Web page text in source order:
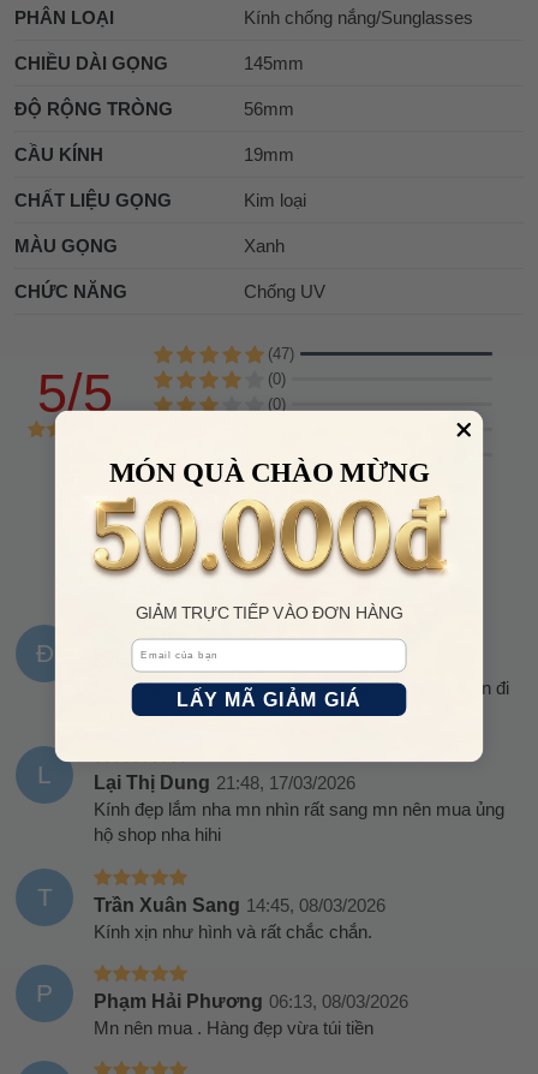
PHÂN LOẠI Kính chống nắng/Sunglasses
CHIỀU DÀI GỌNG 145mm
ĐỘ RỘNG TRÒNG 56mm
CẦU KÍNH 19mm
CHẤT LIỆU GỌNG Kim loại
MÀU GỌNG Xanh
CHỨC NĂNG Chống UV
5/5
(47)
(0)
(0)
Chia sẻ nhận xét về sản phẩm
VIẾT NHẬN XÉT
Đ Đoàn Diệu Anh
Dạo phố đeo em này siêu ngầu luôn, chờ cuối tuần đi
chill sống ảo thui
L Lại Thị Dung 21:48, 17/03/2026
Kính đẹp lắm nha mn nhìn rất sang mn nên mua ủng
hộ shop nha hihi
T Trần Xuân Sang 14:45, 08/03/2026
Kính xịn như hình và rất chắc chắn.
P Phạm Hải Phương 06:13, 08/03/2026
Mn nên mua . Hàng đẹp vừa túi tiền
MÓN QUÀ CHÀO MỪNG
GIẢM TRỰC TIẾP VÀO ĐƠN HÀNG
Email
LẤY MÃ GIẢM GIÁ